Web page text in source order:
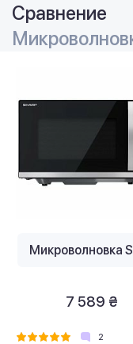
Сравнение
7 589 ₴
2